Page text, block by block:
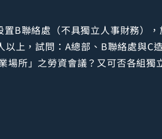
B聯絡處（不具獨立人事財務）
上，試問：A總部、B聯絡處與C
所」之勞資會議？又可否各組獨